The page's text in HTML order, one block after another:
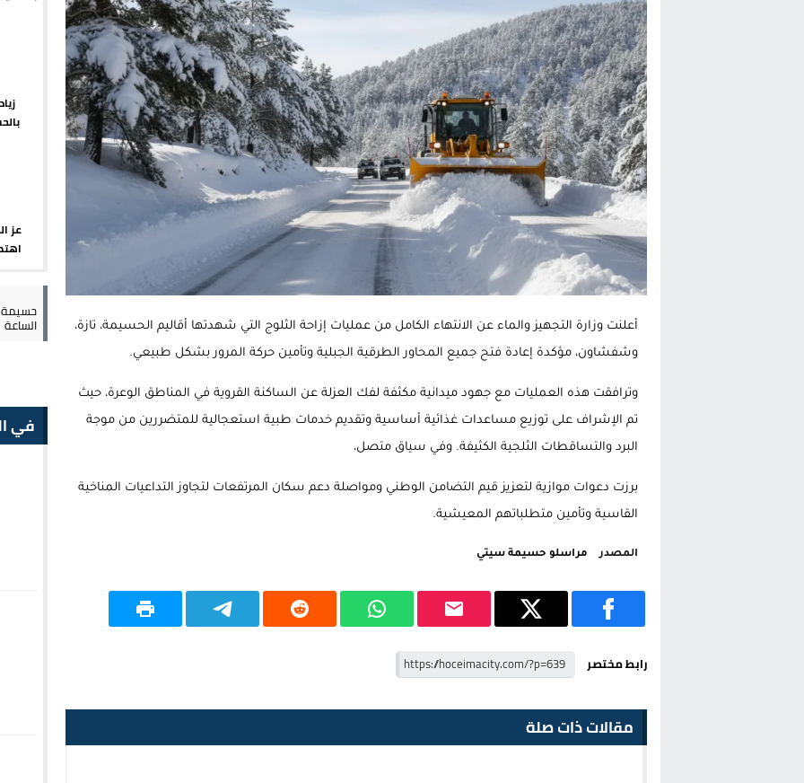
الحكومة الإسبانية تعلن عن ميزانية استثنائية بقيمة 25 مليون يورو لرعاية القاصرين في سبتة
قطاع نقل البضائع بالمغرب يلوح بإضراب وطني جراء ارتفاع أسعار الوقود
حريق بالمركب التجاري بالناظور يثير حالة استنفار أمني والوقاية المدنية تتدخل
زيادة تسعيرة النقل بالحسيمة تضع عمالة الإقليم تحت مجهر مطالب الشارع
أعلنت وزارة التجهيز والماء عن الانتهاء الكامل من عمليات إزاحة الثلوج التي شهدتها أقاليم الحسيمة، تازة،
وشفشاون، مؤكدة إعادة فتح جميع المحاور الطرقية الجبلية وتأمين حركة المرور بشكل طبيعي.
وترافقت هذه العمليات مع جهود ميدانية مكثفة لفك العزلة عن الساكنة القروية في المناطق الوعرة، حيث
تم الإشراف على توزيع مساعدات غذائية أساسية وتقديم خدمات طبية استعجالية للمتضررين من موجة
البرد والتساقطات الثلجية الكثيفة. وفي سياق متصل،
برزت دعوات موازية لتعزيز قيم التضامن الوطني ومواصلة دعم سكان المرتفعات لتجاوز التداعيات المناخية
القاسية وتأمين متطلباتهم المعيشية.
المصدر مراسلو حسيمة سيتي
رابط مختصر
مقالات ذات صلة
عز
حسيمة
الساعة
في